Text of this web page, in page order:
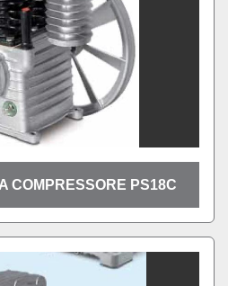
COMPRESSORE PS18C